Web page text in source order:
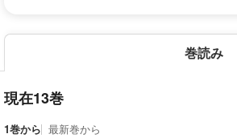
巻読み
現在13巻
1巻から 最新巻から